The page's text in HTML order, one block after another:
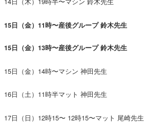
15日（金）11時〜産後グループ 鈴木先生
15日（金）13時〜産後グループ 鈴木先生
15日（金）14時〜マシン 神田先生
16日（土）11時半マット 神田先生
17日（日）12時15〜 12時15〜マット 尾崎先生